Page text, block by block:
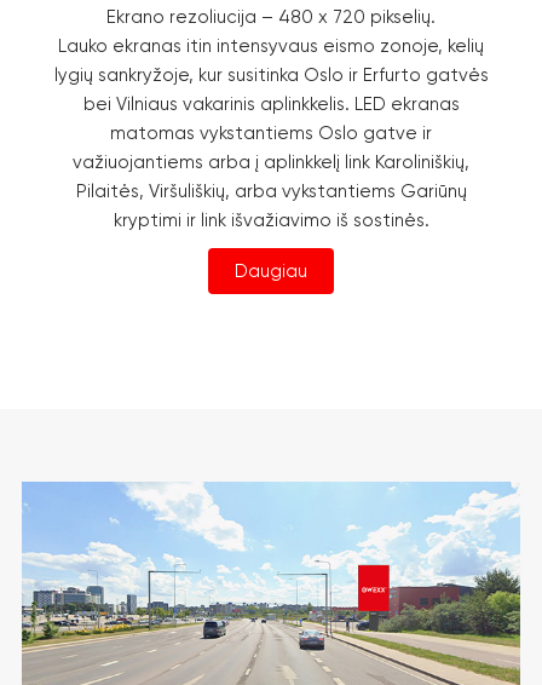
Ekrano rezoliucija – 480 x 720 pikselių.
Lauko ekranas itin intensyvaus eismo zonoje, kelių
lygių sankryžoje, kur susitinka Oslo ir Erfurto gatvės
bei Vilniaus vakarinis aplinkkelis. LED ekranas
matomas vykstantiems Oslo gatve ir
važiuojantiems arba į aplinkkelį link Karoliniškių,
Pilaitės, Viršuliškių, arba vykstantiems Gariūnų
kryptimi ir link išvažiavimo iš sostinės.
Daugiau